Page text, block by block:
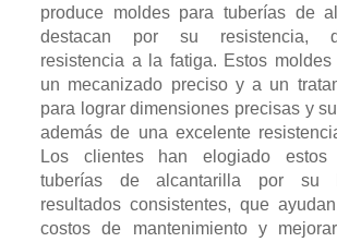
produce moldes para tuberías de
destacan por su resistencia,
resistencia a la fatiga. Estos
un mecanizado preciso y a un
para lograr dimensiones precisas y
además de una excelente
Los clientes han elogiado estos
tuberías de alcantarilla por su
resultados consistentes, que
costos de mantenimiento y